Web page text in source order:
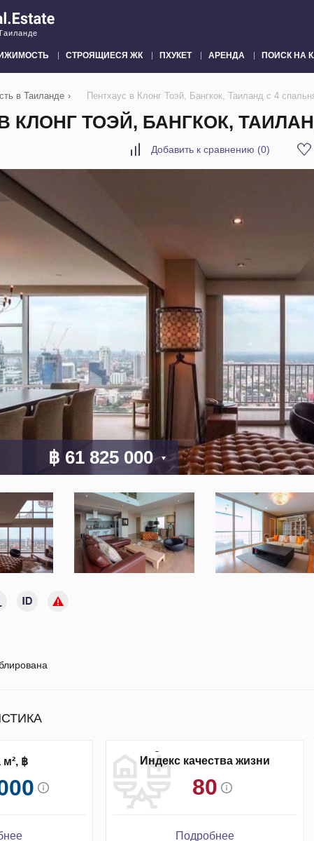
СТРОЯЩИЕСЯ ЖК ПХУКЕТ АРЕНДА ПОИСК НА
в Таиланде › Пентхаус в Клонг Тоэй, Бангкок, Таиланд с 4
КЛОНГ ТОЭЙ, БАНГКОК,
Добавить к сравнению (0)
฿ 61 825 000
м², ฿ Индекс качества жизни
80
Подробнее